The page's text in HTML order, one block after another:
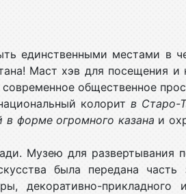
единственными местами в
Маст хэв для посещения и
общественное
колорит в Старо-
в форме огромного казана и
Музею для развертывания
была передана часть
декоративно-прикладного